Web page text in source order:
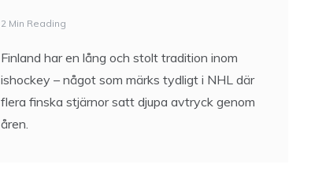
2 Min Reading
Finland har en lång och stolt tradition inom
ishockey – något som märks tydligt i NHL där
flera finska stjärnor satt djupa avtryck genom
åren.